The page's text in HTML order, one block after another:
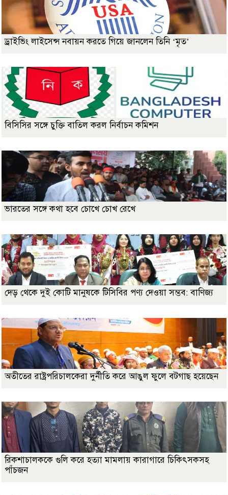
ড্রাইভিং লাইসেন্স নবায়ন করতে গিয়ে জানলেন তিনি ‘মৃত’
বিসিসির সঙ্গে চুক্তি বাতিল করল নির্বাচন কমিশন
ভারতের সঙ্গে কথা হবে চোখে চোখ রেখে
দেড় থেকে দুই কোটি মানুষকে টিসিবির পণ্য দেওয়া সম্ভব: বাণিজ্য
অতীতের রাষ্ট্রপরিচালকেরা দুর্নীতি করে আঙুল ফুলে বটগাছ হয়েছেন
রিকশাচালককে গুলি করে হত্যা মামলায় কারাগারে চিকিৎসকসহ
পাঁচজন